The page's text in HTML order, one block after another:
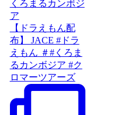
【ドラえもん配
布】 JACE #ドラ
えもん ＃#くろま
るカンボジア #ク
ロマーツアーズ